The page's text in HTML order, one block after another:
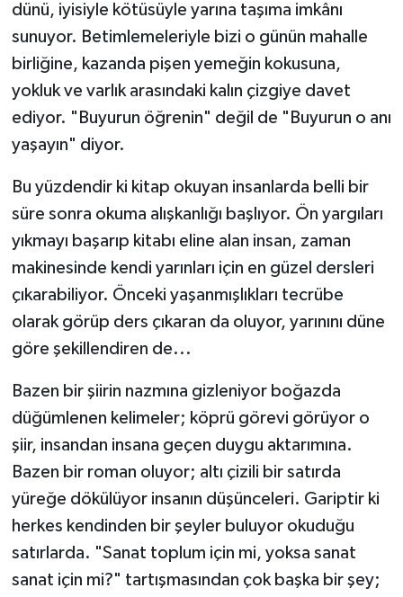
dünü, iyisiyle kötüsüyle yarına taşıma imkânı
sunuyor. Betimlemeleriyle bizi o günün mahalle
birliğine, kazanda pişen yemeğin kokusuna,
yokluk ve varlık arasındaki kalın çizgiye davet
ediyor. "Buyurun öğrenin" değil de "Buyurun o anı
yaşayın" diyor.
Bu yüzdendir ki kitap okuyan insanlarda belli bir
süre sonra okuma alışkanlığı başlıyor. Ön yargıları
yıkmayı başarıp kitabı eline alan insan, zaman
makinesinde kendi yarınları için en güzel dersleri
çıkarabiliyor. Önceki yaşanmışlıkları tecrübe
olarak görüp ders çıkaran da oluyor, yarınını düne
göre şekillendiren de...
Bazen bir şiirin nazmına gizleniyor boğazda
düğümlenen kelimeler; köprü görevi görüyor o
şiir, insandan insana geçen duygu aktarımına.
Bazen bir roman oluyor; altı çizili bir satırda
yüreğe dökülüyor insanın düşünceleri. Gariptir ki
herkes kendinden bir şeyler buluyor okuduğu
satırlarda. "Sanat toplum için mi, yoksa sanat
sanat için mi?" tartışmasından çok başka bir şey;